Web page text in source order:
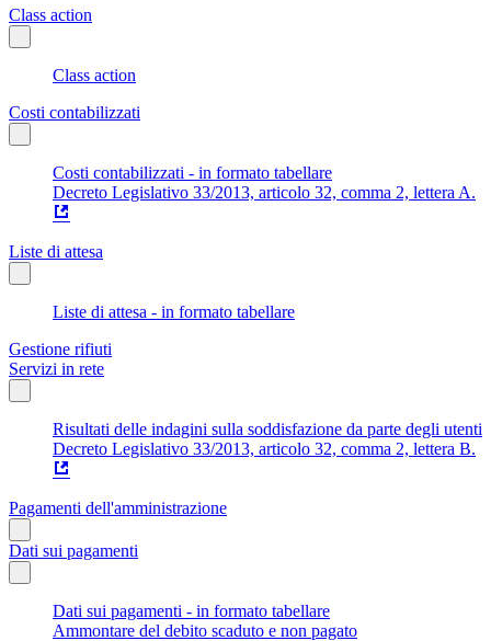
Class action
Class action
Costi contabilizzati
Costi contabilizzati - in formato tabellare
Decreto Legislativo 33/2013, articolo 32, comma 2, lettera A.
Liste di attesa
Liste di attesa - in formato tabellare
Gestione rifiuti
Servizi in rete
Risultati delle indagini sulla soddisfazione da parte degli utenti
Decreto Legislativo 33/2013, articolo 32, comma 2, lettera B.
Pagamenti dell'amministrazione
Dati sui pagamenti
Dati sui pagamenti - in formato tabellare
Ammontare del debito scaduto e non pagato